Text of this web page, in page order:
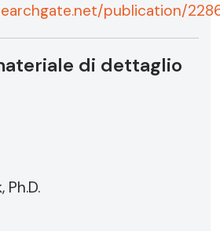
publication/
di dettaglio
Ph.D.